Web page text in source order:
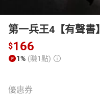
第一兵王4【有聲書】
$166
1% (賺1點)
優惠券